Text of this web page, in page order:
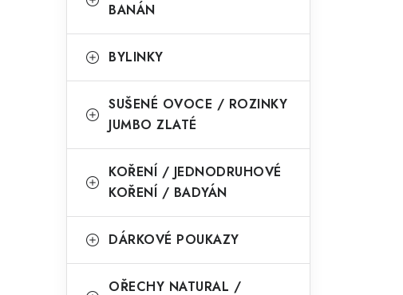
BANÁN
BYLINKY
SUŠENÉ OVOCE / ROZINKY
JUMBO ZLATÉ
KOŘENÍ / JEDNODRUHOVÉ
KOŘENÍ / BADYÁN
DÁRKOVÉ POUKAZY
OŘECHY NATURAL /